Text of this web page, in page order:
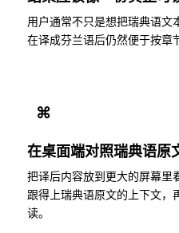
用户通常不只是想把瑞典语文
在译成芬兰语后仍然便于按章
⌘
在桌面端对照瑞典语原
把译后内容放到更大的屏幕里
跟得上瑞典语原文的上下文，
读。